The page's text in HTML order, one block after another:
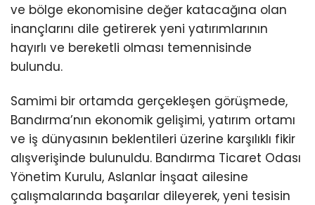
ve bölge ekonomisine değer katacağına olan
inançlarını dile getirerek yeni yatırımlarının
hayırlı ve bereketli olması temennisinde
bulundu.
Samimi bir ortamda gerçekleşen görüşmede,
Bandırma’nın ekonomik gelişimi, yatırım ortamı
ve iş dünyasının beklentileri üzerine karşılıklı fikir
alışverişinde bulunuldu. Bandırma Ticaret Odası
Yönetim Kurulu, Aslanlar İnşaat ailesine
çalışmalarında başarılar dileyerek, yeni tesisin